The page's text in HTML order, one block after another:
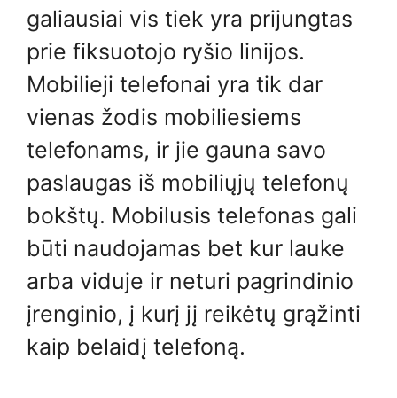
galiausiai vis tiek yra prijungtas
prie fiksuotojo ryšio linijos.
Mobilieji telefonai yra tik dar
vienas žodis mobiliesiems
telefonams, ir jie gauna savo
paslaugas iš mobiliųjų telefonų
bokštų. Mobilusis telefonas gali
būti naudojamas bet kur lauke
arba viduje ir neturi pagrindinio
įrenginio, į kurį jį reikėtų grąžinti
kaip belaidį telefoną.